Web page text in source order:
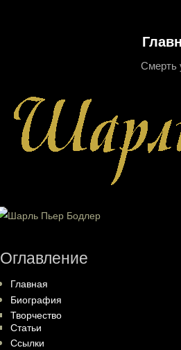
Смерть
Оглавление
Главная
Биография
Творчество
Статьи
Ссылки